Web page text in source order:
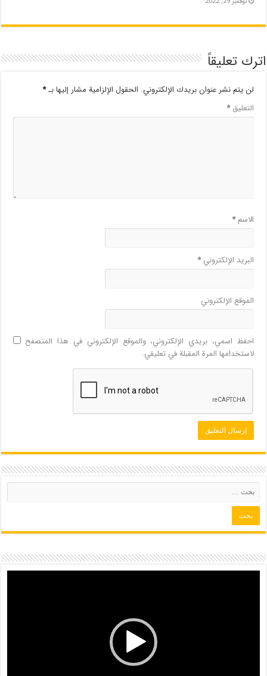
اترك تعليقاً
لن يتم نشر عنوان بريدك الإلكتروني. الحقول الإلزامية مشار إليها بـ*
التعليق*
الاسم*
البريد الإلكتروني*
الموقع الإلكتروني
احفظ اسمي، بريدي الإلكتروني، والموقع الإلكتروني في هذا المتصفح
لاستخدامها المرة المقبلة في تعليقي.